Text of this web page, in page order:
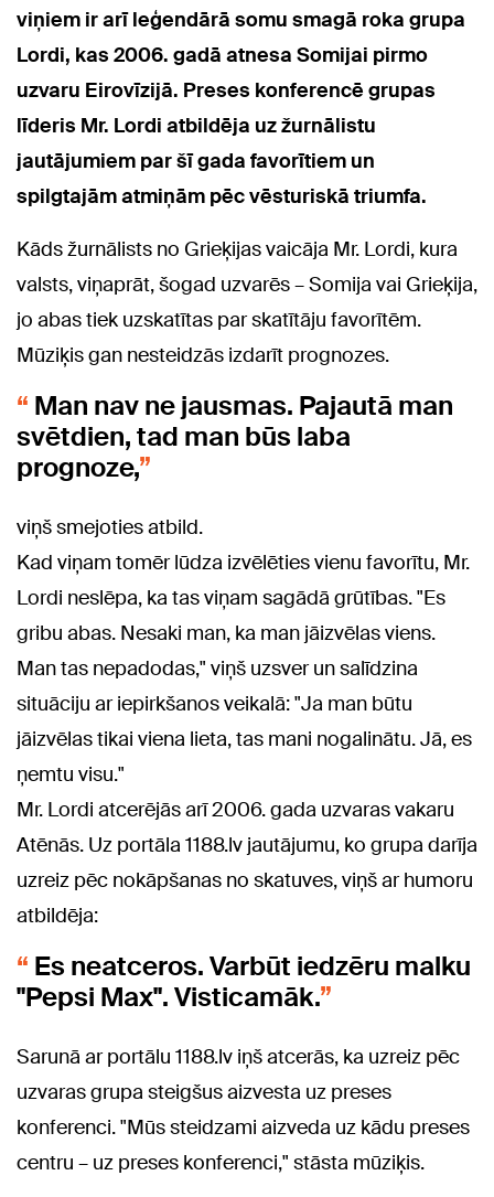
viņiem ir arī leģendārā somu smagā roka grupa
Lordi, kas 2006. gadā atnesa Somijai pirmo
uzvaru Eirovīzijā. Preses konferencē grupas
līderis Mr. Lordi atbildēja uz žurnālistu
jautājumiem par šī gada favorītiem un
spilgtajām atmiņām pēc vēsturiskā triumfa.
Kāds žurnālists no Grieķijas vaicāja Mr. Lordi, kura
valsts, viņaprāt, šogad uzvarēs – Somija vai Grieķija,
jo abas tiek uzskatītas par skatītāju favorītēm.
Mūziķis gan nesteidzās izdarīt prognozes.
Man nav ne jausmas. Pajautā man
svētdien, tad man būs laba
prognoze,
viņš smejoties atbild.
Kad viņam tomēr lūdza izvēlēties vienu favorītu, Mr.
Lordi neslēpa, ka tas viņam sagādā grūtības. "Es
gribu abas. Nesaki man, ka man jāizvēlas viens.
Man tas nepadodas," viņš uzsver un salīdzina
situāciju ar iepirkšanos veikalā: "Ja man būtu
jāizvēlas tikai viena lieta, tas mani nogalinātu. Jā, es
ņemtu visu."
Mr. Lordi atcerējās arī 2006. gada uzvaras vakaru
Atēnās. Uz portāla 1188.lv jautājumu, ko grupa darīja
uzreiz pēc nokāpšanas no skatuves, viņš ar humoru
atbildēja:
Es neatceros. Varbūt iedzēru malku
"Pepsi Max". Visticamāk.
Sarunā ar portālu 1188.lv iņš atcerās, ka uzreiz pēc
uzvaras grupa steigšus aizvesta uz preses
konferenci. "Mūs steidzami aizveda uz kādu preses
centru – uz preses konferenci," stāsta mūziķis.